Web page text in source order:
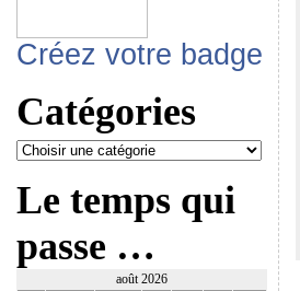
Créez votre badge
Catégories
Le temps qui
passe …
août 2026